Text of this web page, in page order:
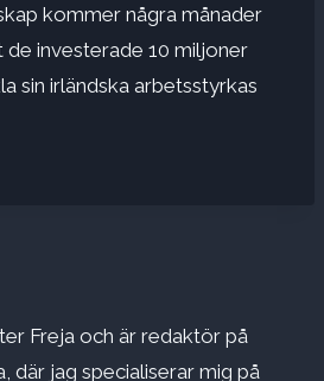
kommer några månader
investerade 10 miljoner
sin irländska arbetsstyrkas
Freja och är redaktör på
där jag specialiserar mig på